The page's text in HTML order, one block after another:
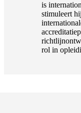
is
stimuleert
rol in